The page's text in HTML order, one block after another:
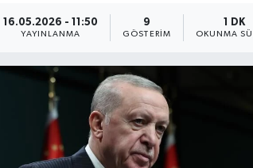
16.05.2026 - 11:50
YAYINLANMA
9
GÖSTERIM
1 DK
OKUNMA